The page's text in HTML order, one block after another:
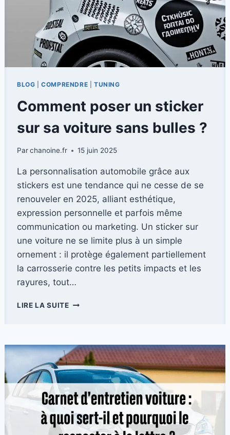
BLOG |COMPRENDRE TUNING
Comment poser un sticker
sur sa voiture sans bulles ?
Parchanoine.fr 15 juin 2025
La personnalisation automobile grâce aux
stickers est une tendance qui ne cesse de se
renouveler en 2025, alliant esthétique,
expression personnelle et parfois même
communication ou marketing. Un sticker sur
une voiture ne se limite plus à un simple
ornement : il protège également partiellement
la carrosserie contre les petits impacts et les
rayures, tout…
LIRE LA SUITECOMMENT
SUR
SA
VOITURE
SANS
BULLES
?